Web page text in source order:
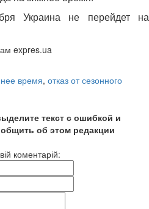
Украина не перейдет на
expres.ua
время, отказ от сезонного
текст с ошибкой и
об этом редакции
коментарій: